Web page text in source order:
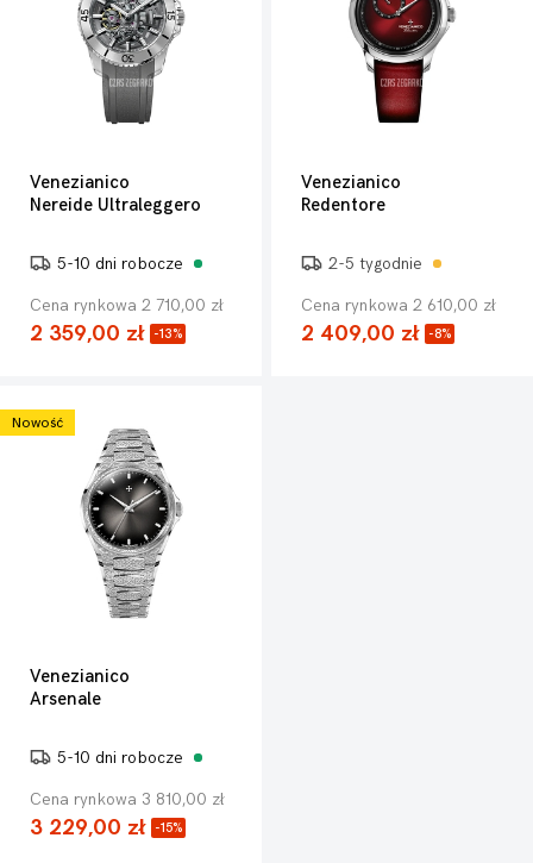
Venezianico
Nereide Ultraleggero
5-10 dni robocze
Cena rynkowa 2 710,00 zł
2 359,00 zł -13%
Venezianico
Redentore
2-5 tygodnie
Cena rynkowa 2 610,00 zł
2 409,00 zł -8%
Nowość
Venezianico
Arsenale
5-10 dni robocze
Cena rynkowa 3 810,00 zł
3 229,00 zł -15%